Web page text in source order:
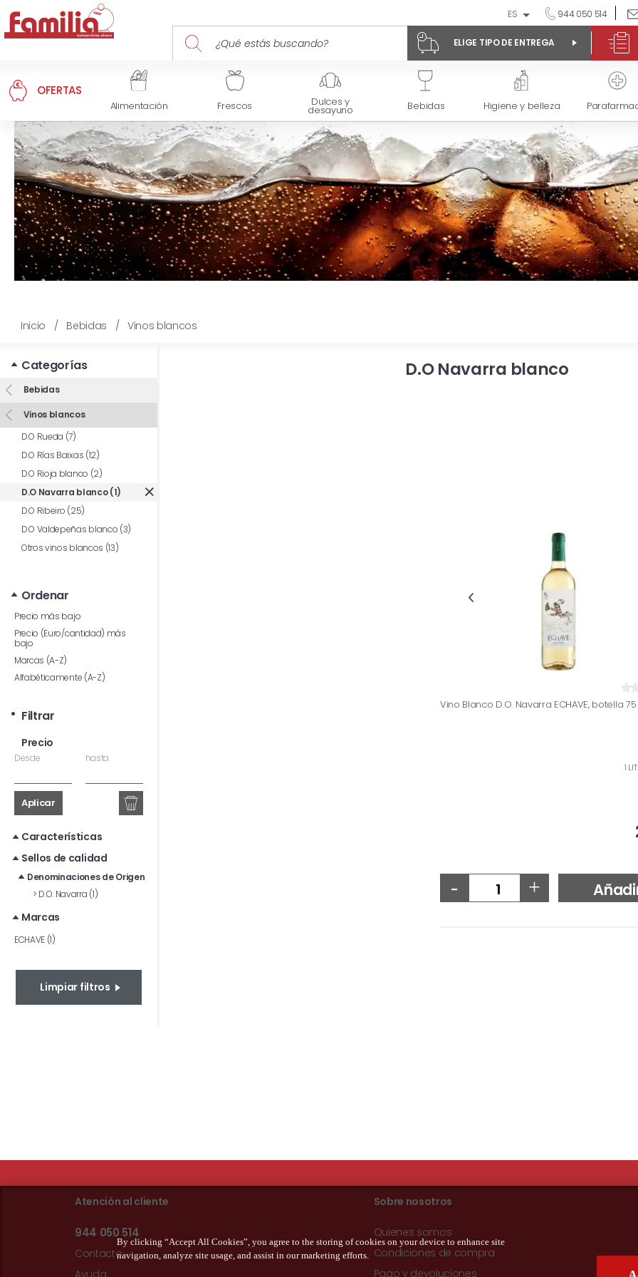
ES 944 050 514
ELIGE TIPO DE ENTREGA
OFERTAS
Alimentación Frescos Dulces y
desayuno Bebidas Higiene y belleza
Inicio / Bebidas / Vinos blancos
Categorías
Bebidas
Vinos blancos
D.O Rueda (7)
D.O Rías Baixas (12)
D.O Rioja blanco (2)
D.O Navarra blanco (1)
D.O Ribeiro (25)
D.O Valdepeñas blanco (3)
Otros vinos blancos (13)
Ordenar
Precio más bajo
Precio (Euro/cantidad) más
bajo
Marcas (A-Z)
Alfabéticamente (A-Z)
Filtrar
Precio
Desde hasta
Aplicar
Características
Sellos de calidad
Denominaciones de Origen
> D.O. Navarra (1)
Marcas
ECHAVE (1)
Limpiar filtros
D.O Navarra blanco
Vino Blanco D.O. Navarra ECHAVE, botella
1
- +
Atención al cliente
944 050 514
Contacto
Sobre nosotros
Quienes somos
Condiciones de compra
Pago y devoluciones
By clicking “Accept All Cookies”, you agree to the storing of cookies on your device to enhance site
navigation, analyze site usage, and assist in our marketing efforts.